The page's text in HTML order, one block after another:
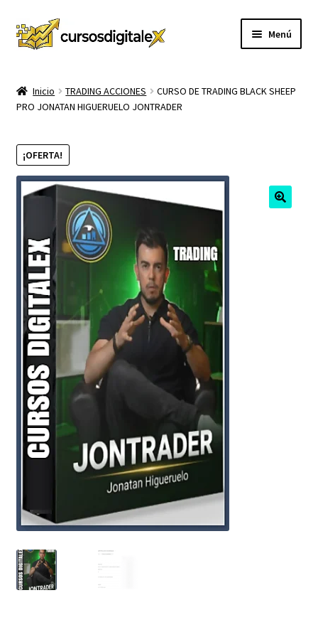
Ir
a
Ir
al
Menú
TIENDA
CURSOS
hijo
MEMBRESIA
MI CUENTA
CARRITO
CONTACTO
Inicio TRADING ACCIONES
CURSO DE TRADING BLACK SHEEP
PRO JONATAN HIGUERUELO JONTRADER
¡OFERTA!